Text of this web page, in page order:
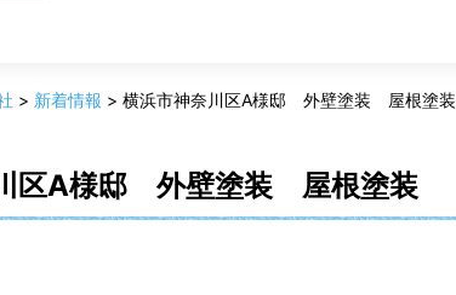
> 新着情報 > 横浜市神奈川区A様邸 外壁塗装 屋根塗装
区A様邸 外壁塗装 屋根塗装